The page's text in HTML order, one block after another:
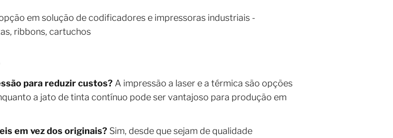
em solução de codificadores e impressoras industriais -
ribbons, cartuchos
para reduzir custos? A impressão a laser e a térmica são opções
a jato de tinta contínuo pode ser vantajoso para produção em
em vez dos originais? Sim, desde que sejam de qualidade